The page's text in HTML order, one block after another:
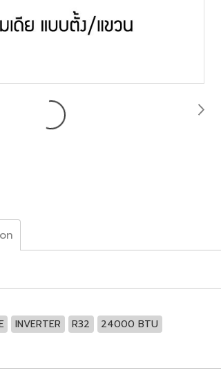
INVERTER R32 24000 BTU